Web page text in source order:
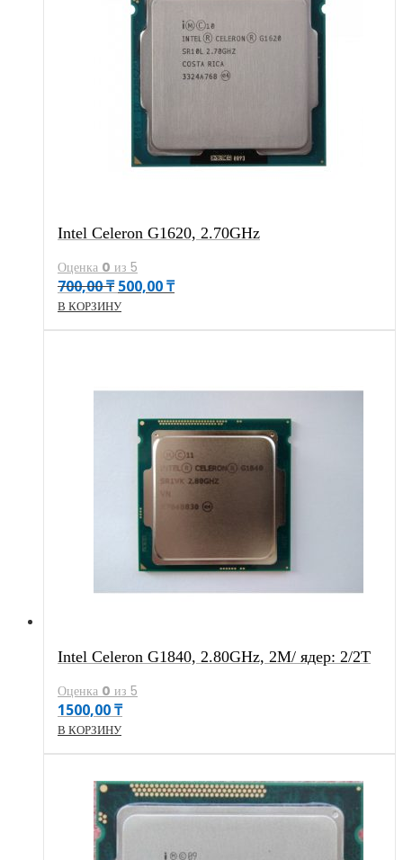
Intel Celeron G1620, 2.70GHz
Оценка 0 из 5
700,00₸ 500,00₸
В КОРЗИНУ
Intel Celeron G1840, 2.80GHz, 2M/ ядер: 2/2T
Оценка 0 из 5
1500,00₸
В КОРЗИНУ